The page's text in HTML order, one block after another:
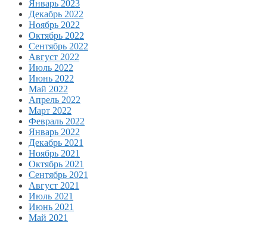
Январь 2023
Декабрь 2022
Ноябрь 2022
Октябрь 2022
Сентябрь 2022
Август 2022
Июль 2022
Июнь 2022
Май 2022
Апрель 2022
Март 2022
Февраль 2022
Январь 2022
Декабрь 2021
Ноябрь 2021
Октябрь 2021
Сентябрь 2021
Август 2021
Июль 2021
Июнь 2021
Май 2021